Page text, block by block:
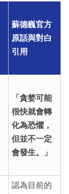
蘇德巍官方
原話與對白
引用
「貪婪可能
很快就會轉
化為恐懼，
但並不一定
會發生。」
認為目前的